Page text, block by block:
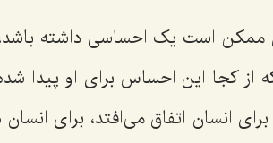
ممکن است یک احساسی داشته
از کجا این احساس برای او پیدا
انسان اتفاق می‌افتد، برای انسان